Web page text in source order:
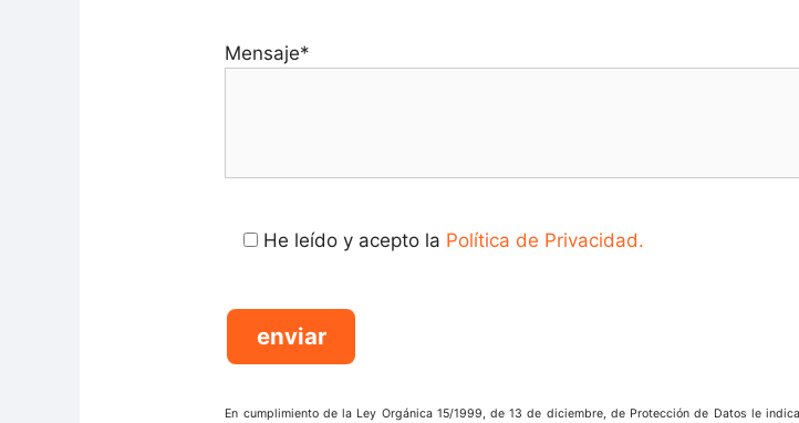
Mensaje*
He leído y acepto la Política de Privacidad.
En cumplimiento de la Ley Orgánica 15/1999, de 13 de diciembre, de Protección de Datos le